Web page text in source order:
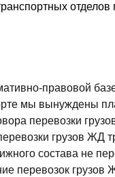
правовой
мы вынуждены
перевозки
грузов ЖД
состава не
перевозок грузов